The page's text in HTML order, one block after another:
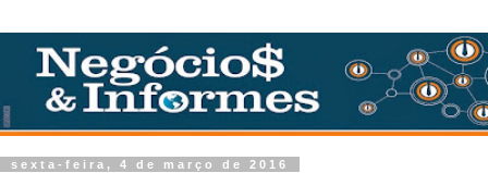
sexta-feira, 4 de março de 2016